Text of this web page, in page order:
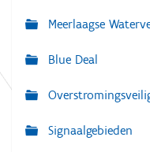
i
g
t
Meerlaagse
Blue Deal
Signaalgebieden